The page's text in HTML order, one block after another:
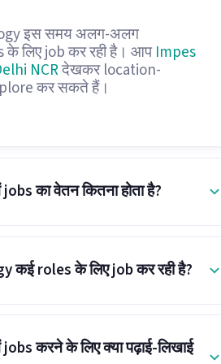
इस समय अलग-अलग
लिए job कर रही है। आपImpes
NCRदेखकर location-
कर सकते हैं।
का वेतन कितना होता है?
कई roles के लिए job कर रही है?
करने के लिए क्या पढ़ाई-लिखाई